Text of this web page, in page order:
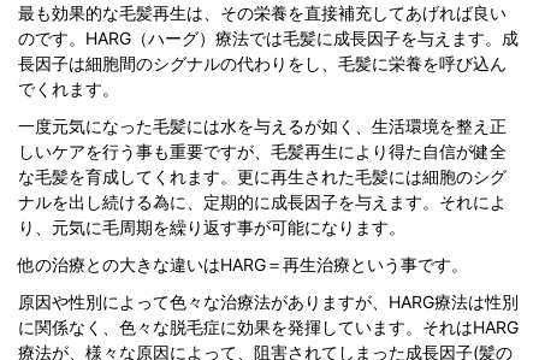
最も効果的な毛髪再生は、その栄養を直接補充してあげれば良い
のです。HARG（ハーグ）療法では毛髪に成長因子を与えます。成
長因子は細胞間のシグナルの代わりをし、毛髪に栄養を呼び込ん
でくれます。
一度元気になった毛髪には水を与えるが如く、生活環境を整え正
しいケアを行う事も重要ですが、毛髪再生により得た自信が健全
な毛髪を育成してくれます。更に再生された毛髪には細胞のシグ
ナルを出し続ける為に、定期的に成長因子を与えます。それによ
り、元気に毛周期を繰り返す事が可能になります。
他の治療との大きな違いはHARG＝再生治療という事です。
原因や性別によって色々な治療法がありますが、HARG療法は性別
に関係なく、色々な脱毛症に効果を発揮しています。それはHARG
療法が、様々な原因によって、阻害されてしまった成長因子(髪の